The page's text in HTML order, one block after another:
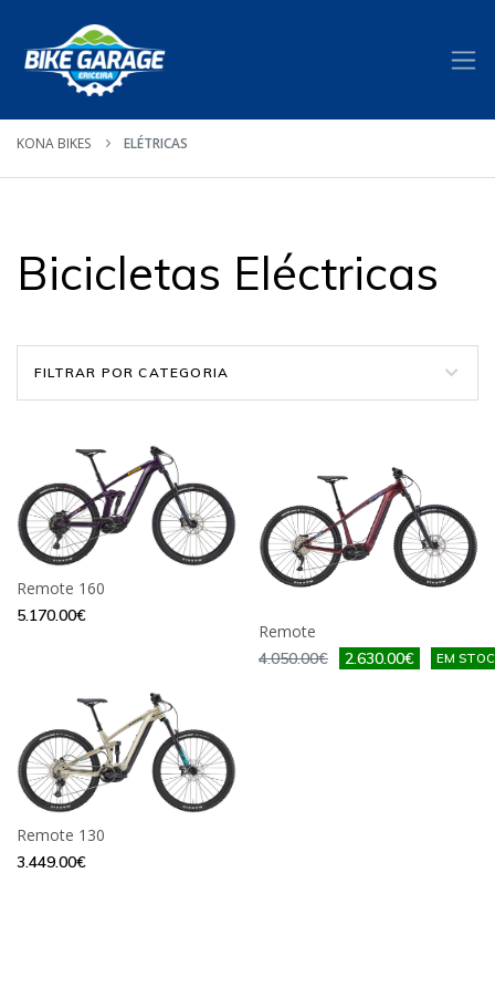
KONA BIKES ELÉTRICAS
Bicicletas Eléctricas
FILTRAR POR CATEGORIA
Remote 160
5.170.00€
Remote
4.050.00€ 2.630.00€ EM
Remote 130
3.449.00€